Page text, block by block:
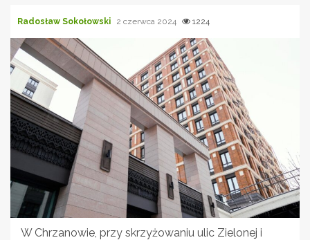
Radosław Sokołowski 2 czerwca 2024 1224
W Chrzanowie, przy skrzyżowaniu ulic Zielonej i